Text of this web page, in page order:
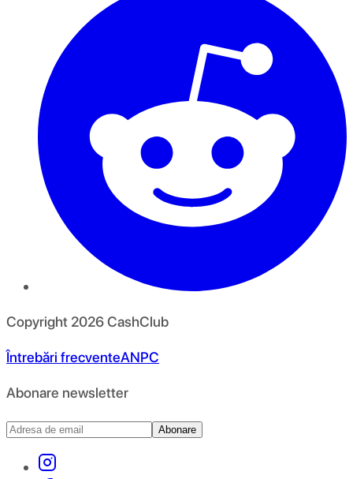
Copyright 2026CashClub
Întrebări frecventeANPC
Abonare newsletter
Abonare